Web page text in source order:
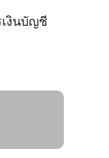
งินบัญชี